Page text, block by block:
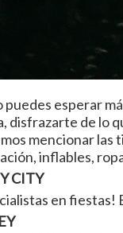
puedes esperar
disfrazarte de lo
mencionar las
inflables,
CITY
en